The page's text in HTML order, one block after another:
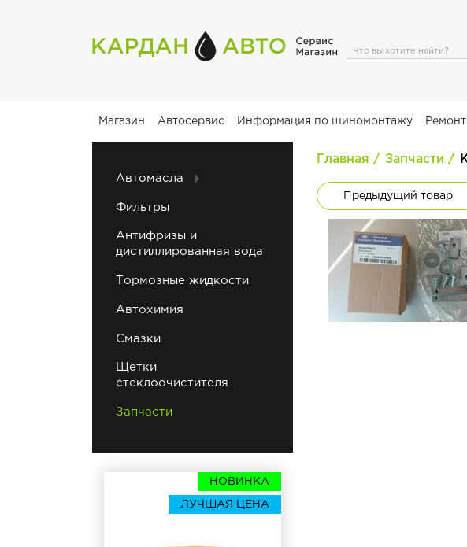
Магазин Автосервис Информация по шиномонтажу
Автомасла
Фильтры
Антифризы и
дистиллированная вода
Тормозные жидкости
Автохимия
Смазки
Щетки
стеклоочистителя
Запчасти
НОВИНКА
ЛУЧШАЯ ЦЕНА
Главная Запчасти
Предыдущий товар